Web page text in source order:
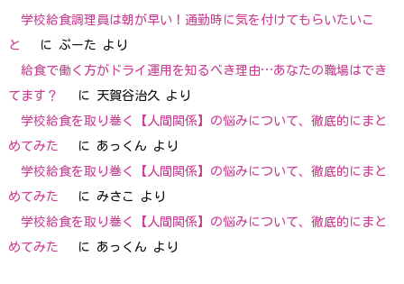
学校給食調理員は朝が早い！通勤時に気を付けてもらいたいこ
と
に ぷーた より
給食で働く方がドライ運用を知るべき理由…あなたの職場はでき
てます？
に 天賀谷治久 より
学校給食を取り巻く【人間関係】の悩みについて、徹底的にまと
めてみた
に あっくん より
学校給食を取り巻く【人間関係】の悩みについて、徹底的にまと
めてみた
に みさこ
より
学校給食を取り巻く【人間関係】の悩みについて、徹底的にまと
めてみた
に あっくん より